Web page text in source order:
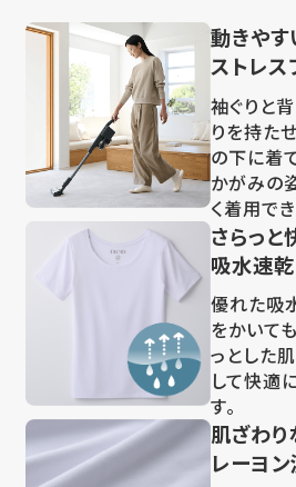
動きやす
ストレス
袖ぐりと
りを持た
の下に着
かがみの
く着用でき
さらっと
吸水速乾
優れた吸
をかいて
っとした
して快適
す。
肌ざわ
レーヨ